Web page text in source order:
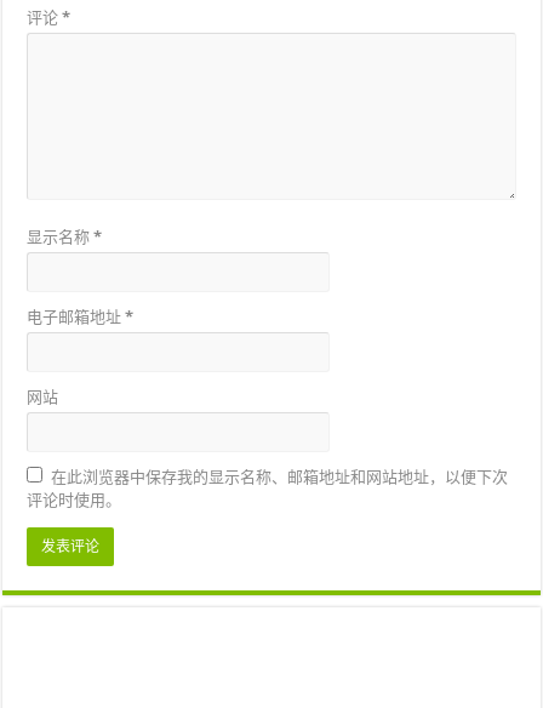
评论*
显示名称*
电子邮箱地址*
网站
在此浏览器中保存我的显示名称、邮箱地址和网站地址，以便下次
评论时使用。